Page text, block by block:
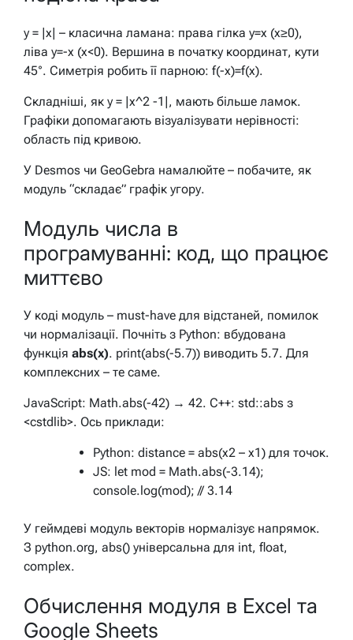
y = |x| – класична ламана: права гілка y=x (x≥0),
ліва y=-x (x<0). Вершина в початку координат, кути
45°. Симетрія робить її парною: f(-x)=f(x).
Складніші, як y = |x^2 -1|, мають більше ламок.
Графіки допомагають візуалізувати нерівності:
область під кривою.
У Desmos чи GeoGebra намалюйте – побачите, як
модуль “складає” графік угору.
Модуль числа в
програмуванні: код, що працює
миттєво
У коді модуль – must-have для відстаней, помилок
чи нормалізації. Почніть з Python: вбудована
функція abs(x). print(abs(-5.7)) виводить 5.7. Для
комплексних – те саме.
JavaScript: Math.abs(-42) → 42. C++: std::abs з
<cstdlib>. Ось приклади:
Python: distance = abs(x2 – x1) для точок.
JS: let mod = Math.abs(-3.14);
console.log(mod); // 3.14
У геймдеві модуль векторів нормалізує напрямок.
З python.org, abs() універсальна для int, float,
complex.
Обчислення модуля в Excel та
Google Sheets